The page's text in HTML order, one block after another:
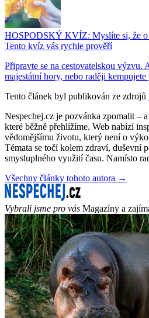
HOSPODSKÝ KVÍZ: Myslíte si, že o
Tento kvíz vás rychle prověří
Připravte se na cestovatelskou výzvu.
majestátní hory, nebo raději
Tento článek byl publikován ze zdrojů
Nespechej.cz je pozvánka zpomalit –
které běžně přehlížíme. Web nabízí
vědomějšímu životu, který není o
Témata se točí kolem zdraví, duševní
smysluplného využití času. Namísto
Všechny články tohoto autora →
Vybrali jsme pro vás Magazíny a